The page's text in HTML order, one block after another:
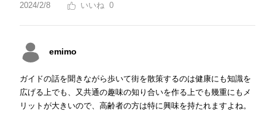
2024/2/8 0
emimo
ガイドの話を聞きながら歩いて街を散策するのは健康にも知識を
広げる上でも、又共通の趣味の知り合いを作る上でも幾重にもメ
リットが大きいので、高齢者の方は特に興味を持たれますよね。